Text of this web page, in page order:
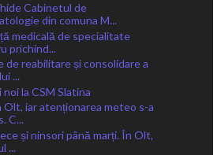
Cabinetul de
din comuna M...
medicală de specialitate
prichind...
de reabilitare și consolidare a
...
noi la CSM Slatina
Olt, iar atenționarea meteo s-a
C...
și ninsori până marți. În Olt,
...